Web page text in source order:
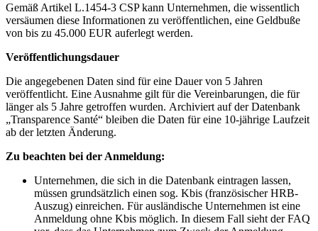
Gemäß Artikel L.1454-3 CSP kann Unternehmen, die wissentlich
versäumen diese Informationen zu veröffentlichen, eine Geldbuße
von bis zu 45.000 EUR auferlegt werden.
Veröffentlichungsdauer
Die angegebenen Daten sind für eine Dauer von 5 Jahren
veröffentlicht. Eine Ausnahme gilt für die Vereinbarungen, die für
länger als 5 Jahre getroffen wurden. Archiviert auf der Datenbank
„Transparence Santé“ bleiben die Daten für eine 10-jährige Laufzeit
ab der letzten Änderung.
Zu beachten bei der Anmeldung:
Unternehmen, die sich in die Datenbank eintragen lassen,
müssen grundsätzlich einen sog. Kbis (französischer HRB-
Auszug) einreichen. Für ausländische Unternehmen ist eine
Anmeldung ohne Kbis möglich. In diesem Fall sieht der FAQ